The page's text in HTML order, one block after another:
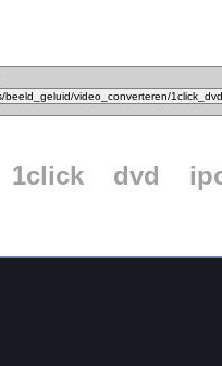
1click dvd